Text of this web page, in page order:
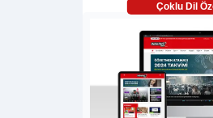
Çoklu Dil